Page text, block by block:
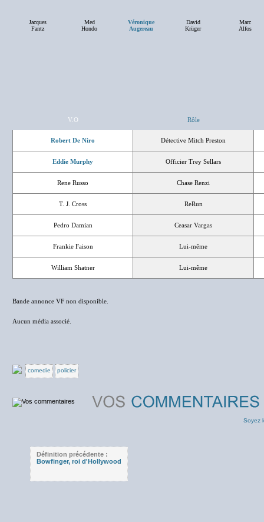
Jacques
Fantz
Med
Hondo
Véronique
Augereau
David
Krüger
Marc
Alfos
V.O Rôle
Robert De Niro Détective Mitch Preston
Eddie Murphy Officier Trey Sellars
Rene Russo Chase Renzi
T. J. Cross ReRun
Pedro Damian Ceasar Vargas
Frankie Faison Lui-même
William Shatner Lui-même
Bande annonce VF non disponible.
Aucun média associé.
comedie policier
Soyez
Définition précédente :
Bowfinger, roi d'Hollywood